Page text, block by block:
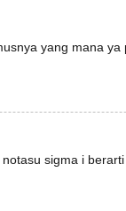
yang mana
sigma i